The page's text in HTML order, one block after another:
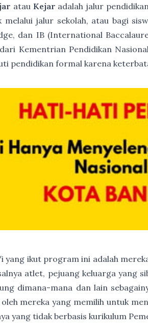
atau Kejar adalah jalur
melalui jalur sekolah, atau bagi
dan IB (International
Kementrian Pendidikan
pendidikan formal karena
yang ikut program ini adalah
atlet, pejuang keluarga yang
dimana-mana dan lain
mereka yang memilih untuk
yang tidak berbasis kurikulum